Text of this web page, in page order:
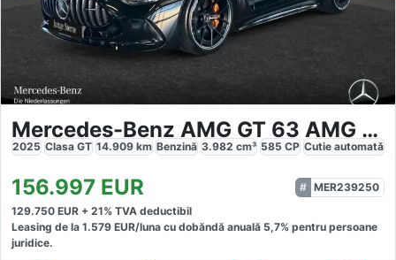
Mercedes-Benz AMG GT 63 AMG 4M
2025 Clasa GT 14.909 km Benzină 3.982 cm³ 585 CP Cutie automată
156.997 EUR
MER239250
129.750 EUR + 21% TVA deductibil
Leasing de la 1.579 EUR/luna cu dobăndă anuală 5,7% pentru persoane
juridice.